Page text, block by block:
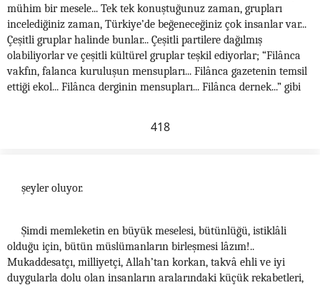
mühim bir mesele... Tek tek konuştuğunuz zaman, grupları
incelediğiniz zaman, Türkiye’de beğeneceğiniz çok insanlar var...
Çeşitli gruplar halinde bunlar... Çeşitli partilere dağılmış
olabiliyorlar ve çeşitli kültürel gruplar teşkil ediyorlar; “Filânca
vakfın, falanca kuruluşun mensupları... Filânca gazetenin temsil
ettiği ekol... Filânca derginin mensupları... Filânca dernek...” gibi
418
şeyler oluyor.
Şimdi memleketin en büyük meselesi, bütünlüğü, istiklâli
olduğu için, bütün müslümanların birleşmesi lâzım!..
Mukaddesatçı, milliyetçi, Allah’tan korkan, takvâ ehli ve iyi
duygularla dolu olan insanların aralarındaki küçük rekabetleri,